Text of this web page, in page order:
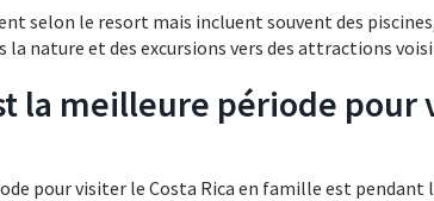
selon le resort mais incluent souvent des
la nature et des excursions vers des attractions
la meilleure période pour
pour visiter le Costa Rica en famille est pendant